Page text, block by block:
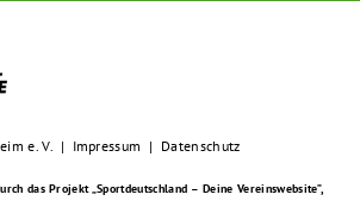
e. V. | Impressum | Datenschutz
das Projekt„Sportdeutschland – Deine Vereinswebsite”,